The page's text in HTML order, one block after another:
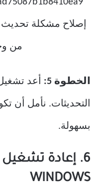
الخطوة 5: أعد
التحديثات. نأمل أن
بسهولة.
6. إعادة
WINDOWS